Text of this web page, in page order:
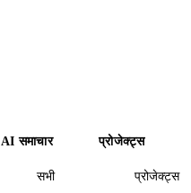
AI समाचार
सभी
प्रोजेक्ट्स
प्रोजेक्ट्स